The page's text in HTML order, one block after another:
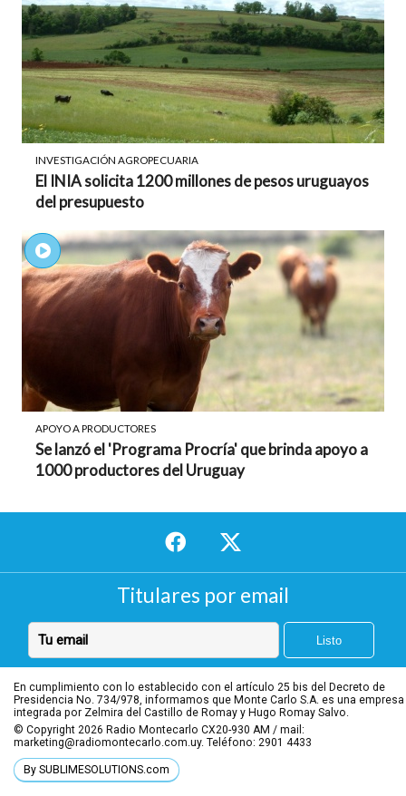
INVESTIGACIÓN AGROPECUARIA
El INIA solicita 1200 millones de pesos uruguayos
del presupuesto
APOYO A PRODUCTORES
Se lanzó el 'Programa Procría' que brinda apoyo a
1000 productores del Uruguay
Titulares por email
En cumplimiento con lo establecido con el artículo 25 bis del Decreto de
Presidencia No. 734/978, informamos que Monte Carlo S.A. es una empresa
integrada por Zelmira del Castillo de Romay y Hugo Romay Salvo.
© Copyright 2026 Radio Montecarlo CX20-930 AM / mail:
marketing@radiomontecarlo.com.uy. Teléfono: 2901 4433
By SUBLIMESOLUTIONS.com